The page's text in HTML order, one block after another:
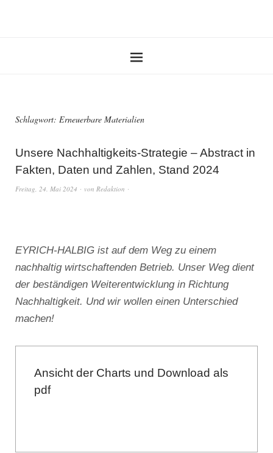
Schlagwort: Erneuerbare Materialien
Unsere Nachhaltigkeits-Strategie – Abstract in
Fakten, Daten und Zahlen, Stand 2024
Freitag, 24. Mai 2024 von Redaktion
EYRICH-HALBIG ist auf dem Weg zu einem
nachhaltig wirtschaftenden Betrieb. Unser Weg dient
der beständigen Weiterentwicklung in Richtung
Nachhaltigkeit. Und wir wollen einen Unterschied
machen!
Ansicht der Charts und Download als
pdf